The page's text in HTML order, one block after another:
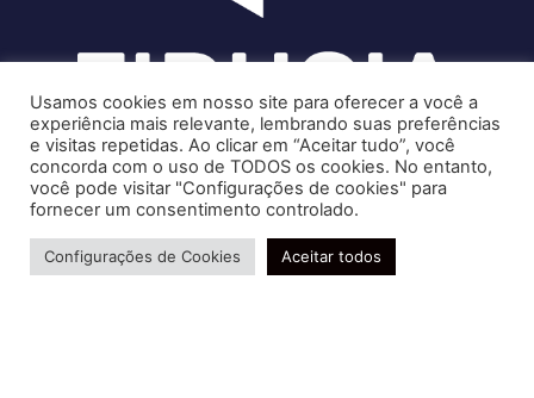
Soluções contábeis-fiscais-tributárias especializadas | CRC RJ
004856/O-7
Serviços
Usamos cookies em nosso site para oferecer a você a
experiência mais relevante, lembrando suas preferências
e visitas repetidas. Ao clicar em “Aceitar tudo”, você
concorda com o uso de TODOS os cookies. No entanto,
você pode visitar "Configurações de cookies" para
fornecer um consentimento controlado.
Configurações de Cookies Aceitar todos
Precisa de ajuda?